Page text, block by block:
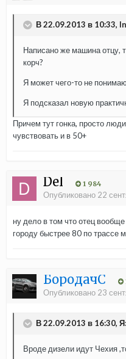
В 22.09.2013 в 10:33,
Написано же машина отцу,
корч?
Я может чего-то не
Я подсказал новую
Причем тут гонка, просто
чувствовать и в 50+
Del 1 984
Опубликовано 22
ну дело в том что отец
городу быстрее 80 по трассе
БородачС
Опубликовано 23
В 22.09.2013 в 16:30,
Вроде дизели идут Чехия